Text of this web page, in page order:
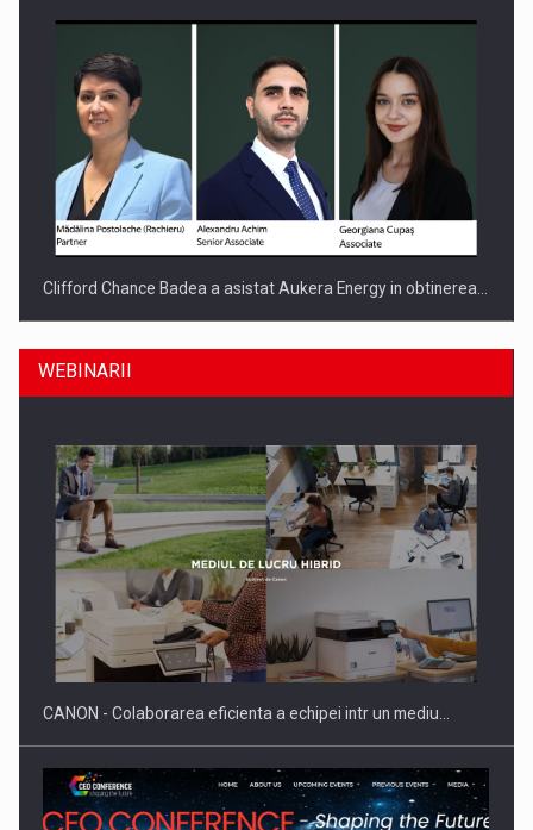
Clifford Chance Badea a asistat Aukera Energy in obtinerea…
SAPTE PERSONALITATI DIN MEDIUL DE AFACERI, ACADEMIC
SI INSTITUTIONAL…
WEBINARII
CANON - Colaborarea eficienta a echipei intr un mediu…